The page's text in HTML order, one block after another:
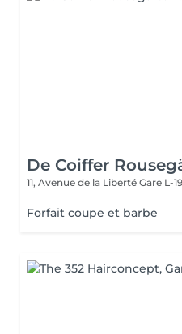
De Coiffer
11, Avenue de la Liberté Gare L-
Forfait coupe et barbe